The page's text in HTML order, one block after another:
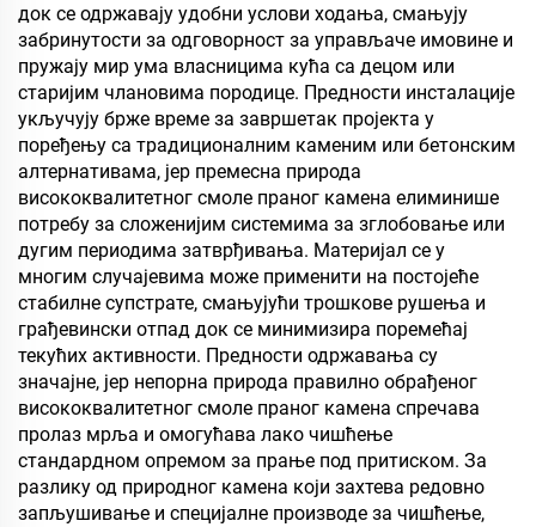
док се одржавају удобни услови ходања, смањују
забринутости за одговорност за управљаче имовине и
пружају мир ума власницима кућа са децом или
старијим члановима породице. Предности инсталације
укључују брже време за завршетак пројекта у
поређењу са традиционалним каменим или бетонским
алтернативама, јер премесна природа
висококвалитетног смоле праног камена елиминише
потребу за сложенијим системима за зглобовање или
дугим периодима затврђивања. Материјал се у
многим случајевима може применити на постојеће
стабилне супстрате, смањујући трошкове рушења и
грађевински отпад док се минимизира поремећај
текућих активности. Предности одржавања су
значајне, јер непорна природа правилно обрађеног
висококвалитетног смоле праног камена спречава
пролаз мрља и омогућава лако чишћење
стандардном опремом за прање под притиском. За
разлику од природног камена који захтева редовно
запљушивање и специјалне производе за чишћење,